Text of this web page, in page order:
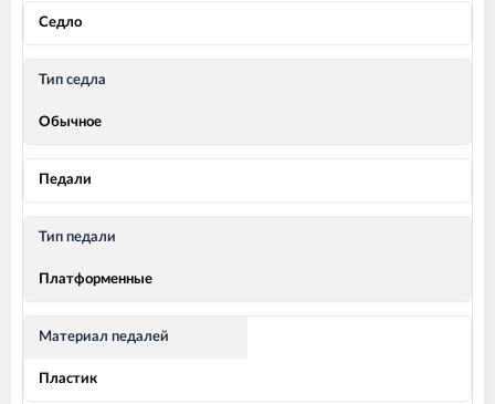
Седло
Тип седла
Обычное
Педали
Тип педали
Платформенные
Материал педалей
Пластик